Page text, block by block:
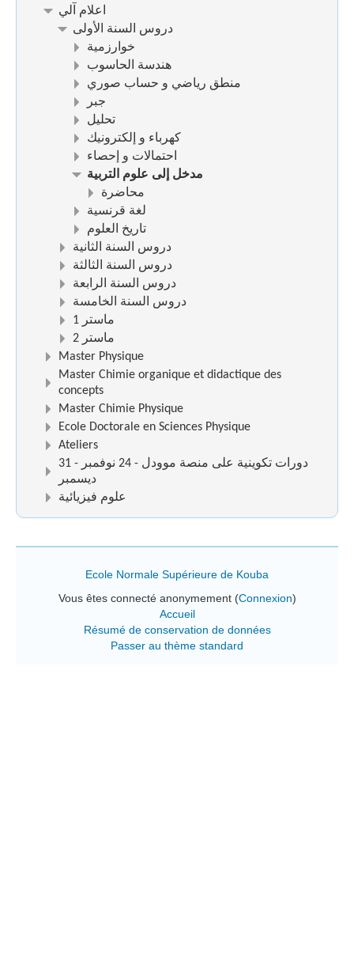
اعلام آلي
دروس السنة الأولى
خوارزمية
هندسة الحاسوب
منطق رياضي و حساب صوري
جبر
تحليل
كهرباء و إلكترونيك
احتمالات و إحصاء
مدخل إلى علوم التربية
محاضرة
لغة قرنسية
تاريخ العلوم
دروس السنة الثانية
دروس السنة الثالثة
دروس السنة الرابعة
دروس السنة الخامسة
ماستر 1
ماستر 2
Master Physique
Master Chimie organique et didactique des
concepts
Master Chimie Physique
Ecole Doctorale en Sciences Physique
Ateliers
دورات تكوينية على منصة موودل - 24 نوفمبر - 31
ديسمبر
علوم فيزيائية
Ecole Normale Supérieure de Kouba
Vous êtes connecté anonymement (Connexion)
Accueil
Résumé de conservation de données
Passer au thème standard